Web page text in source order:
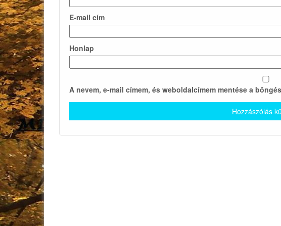
E-mail cím
Honlap
A nevem, e-mail címem, és weboldalcímem mentése a